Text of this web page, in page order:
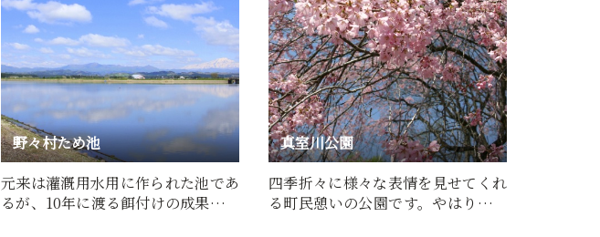
野々村ため池
元来は灌漑用水用に作られた池であ
るが、10年に渡る餌付けの成果によ
真室川公園
四季折々に様々な表情を見せてくれ
る町民憩いの公園です。やはり見ど